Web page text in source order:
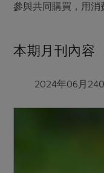
參與共同購買，用消
本期月刊內容
2024年06月